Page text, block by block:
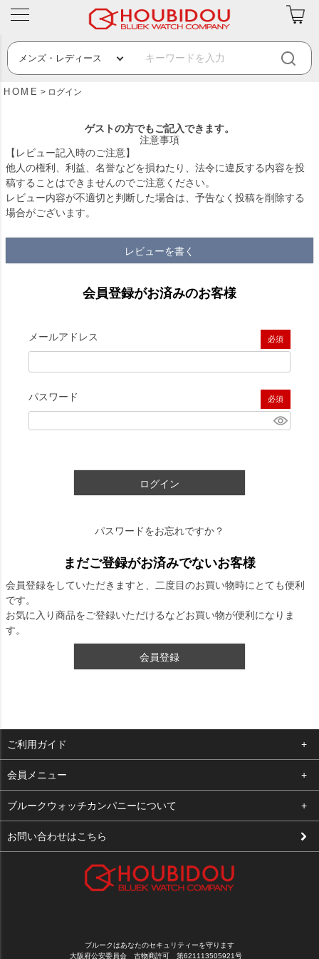
HOME ログイン
ゲストの方でもご記入できます。
注意事項
【レビュー記入時のご注意】
他人の権利、利益、名誉などを損ねたり、法令に違反する内容を投
稿することはできませんのでご注意ください。
レビュー内容が不適切と判断した場合は、予告なく投稿を削除する
場合がございます。
レビューを書く
会員登録がお済みのお客様
メールアドレス
(必須)
パスワード
(必須)
ログイン
パスワードをお忘れですか？
まだご登録がお済みでないお客様
会員登録をしていただきますと、二度目のお買い物時にとても便利
です。
お気に入り商品をご登録いただけるなどお買い物が便利になりま
す。
会員登録
ご利用ガイド
よくある質問
支払い・送料
修理依頼
会員メニュー
ログイン
お気に入り
ブルークウォッチカンパニーについて
会社概要
お問い合わせはこちら
ブルークはあなたのセキュリティーを守ります
大阪府公安委員会 古物商許可 第621113505921号